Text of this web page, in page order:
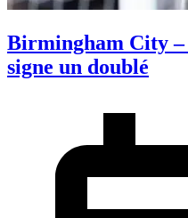
Birmingham City
signe un doublé